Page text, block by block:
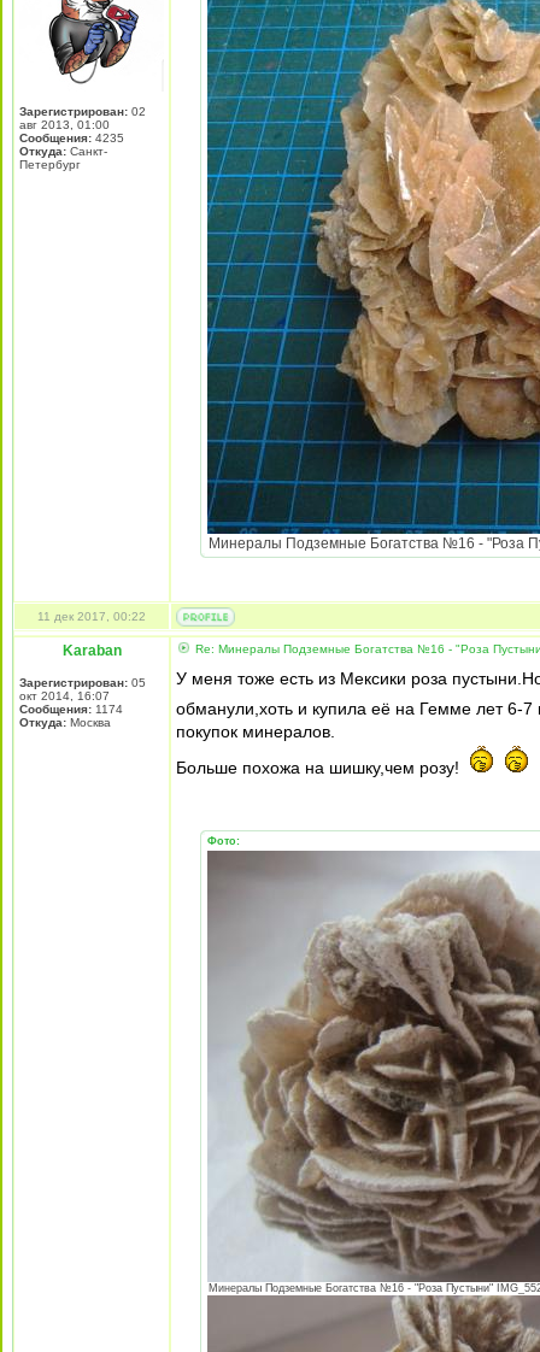
Зарегистрирован: 02
авг 2013, 01:00
Сообщения: 4235
Откуда: Санкт-
Петербург
Минералы Подземные Богатства №16 - "Роза
11 дек 2017, 00:22
Karaban
Зарегистрирован: 05
окт 2014, 16:07
Сообщения: 1174
Откуда: Москва
Re: Минералы Подземные Богатства №16 - "Роза
У меня тоже есть из Мексики роза
обманули,хоть и купила её на Гемме лет
покупок минералов.
Больше похожа на шишку,чем розу!
Фото:
Минералы Подземные Богатства №16 - "Роза Пустыни"